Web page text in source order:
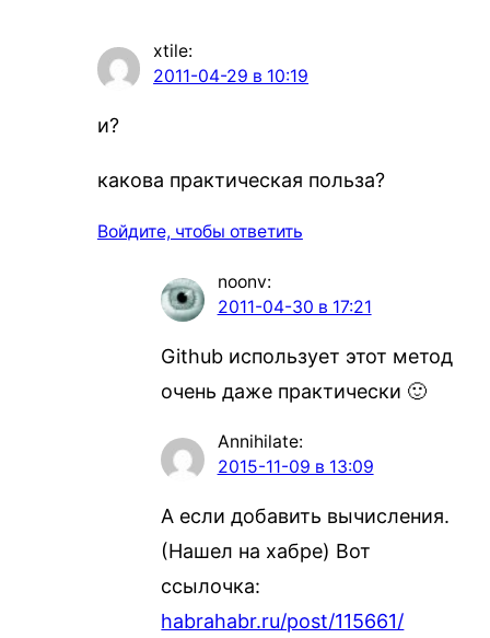
xtile:
2011-04-29 в 10:19
и?
какова практическая польза?
Войдите, чтобы ответить
noonv:
2011-04-30 в 17:21
Github использует этот метод
очень даже практически 🙂
Annihilate:
2015-11-09 в 13:09
А если добавить вычисления.
(Нашел на хабре) Вот
сcылочка:
habrahabr.ru/post/115661/